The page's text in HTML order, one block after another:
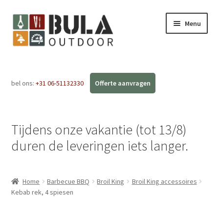
Menu
Webshop
FAQ
Contact
bel ons: +31 06-51132330
Tijdens onze vakantie (tot 13/8)
duren de leveringen iets langer.
Home Barbecue BBQ Broil King
Broil King accessoires
Kebab rek, 4 spiesen